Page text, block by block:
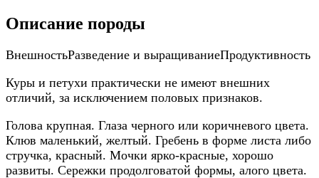
Описание породы
ВнешностьРазведение и выращиваниеПродуктивность
Куры и петухи практически не имеют внешних
отличий, за исключением половых признаков.
Голова крупная. Глаза черного или коричневого цвета.
Клюв маленький, желтый. Гребень в форме листа либо
стручка, красный. Мочки ярко-красные, хорошо
развиты. Сережки продолговатой формы, алого цвета.